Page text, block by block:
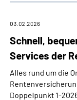
Schnell,
Services der
03.02.2026
Alles rund um die
Doppelpunkt 1-